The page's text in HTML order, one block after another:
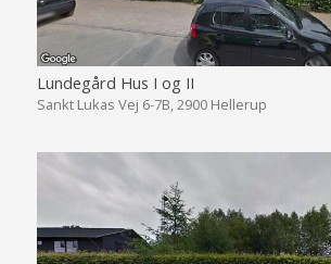
Lundegård Hus I og II
Sankt Lukas Vej 6-7B, 2900 Hellerup